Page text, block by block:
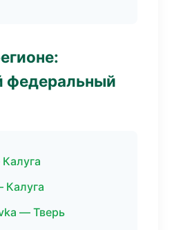
федеральный
Калуга
— Тверь